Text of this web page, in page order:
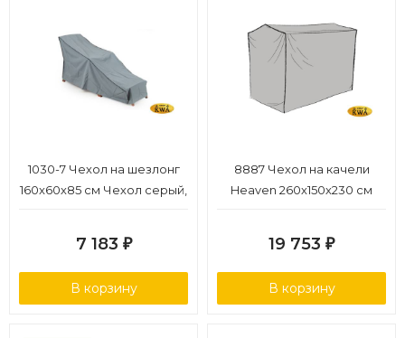
1030-7 Чехол на шезлонг
160x60х85 см Чехол серый,
7 183 ₽
В корзину
8887 Чехол на качели
Heaven 260х150х230 см
19 753 ₽
В корзину